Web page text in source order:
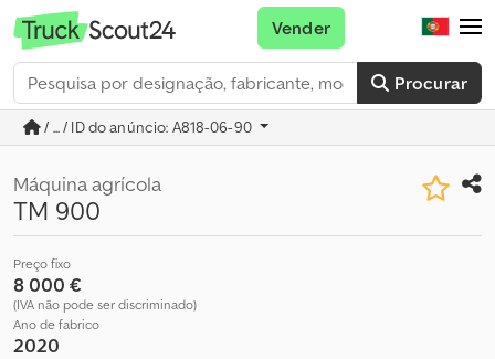
Procurar
Vender
/ ... / ID do anúncio: A818-06-90
Máquina agrícola
TM 900
Preço fixo
8 000 €
(IVA não pode ser discriminado)
Ano de fabrico
2020